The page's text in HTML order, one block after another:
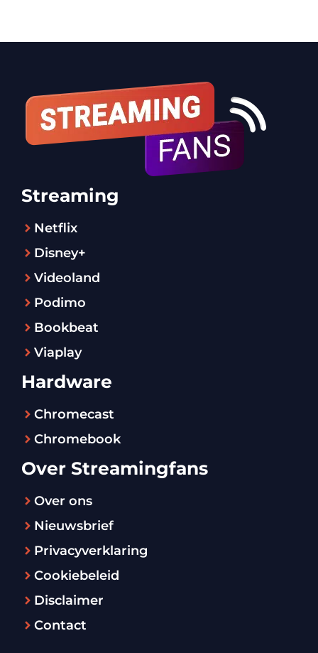
Streaming
Netflix
Disney+
Videoland
Podimo
Bookbeat
Viaplay
Hardware
Chromecast
Chromebook
Over Streamingfans
Over ons
Nieuwsbrief
Privacyverklaring
Cookiebeleid
Disclaimer
Contact